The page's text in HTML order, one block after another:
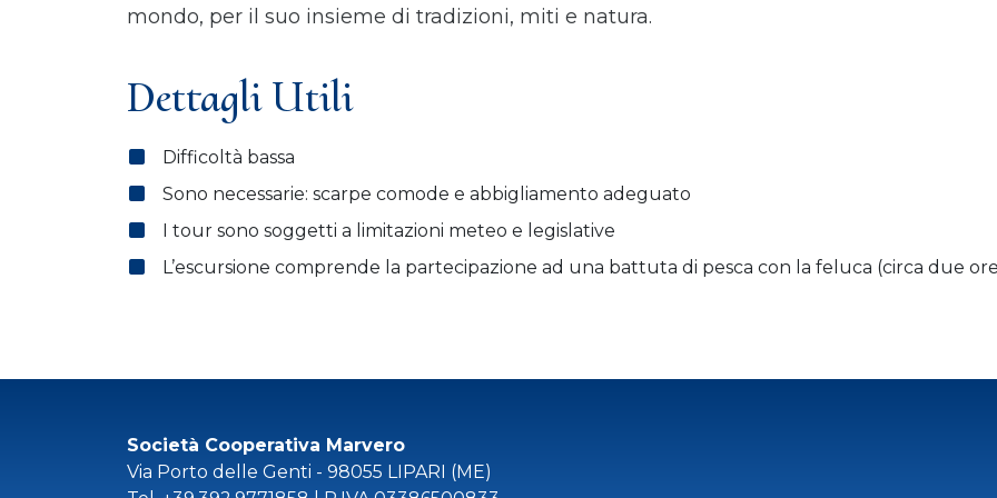
mondo, per il suo insieme di tradizioni, miti e natura.
Dettagli Utili
Difficoltà bassa
Sono necessarie: scarpe comode e abbigliamento adeguato
I tour sono soggetti a limitazioni meteo e legislative
L’escursione comprende la partecipazione ad una battuta di pesca con la feluca (circa due
Società Cooperativa Marvero
Via Porto delle Genti - 98055 LIPARI (ME)